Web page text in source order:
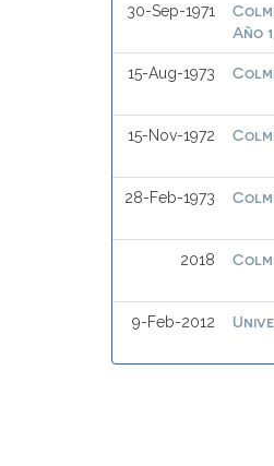
30-Sep-1971
Año
15-Aug-1973
15-Nov-1972
28-Feb-1973
2018
9-Feb-2012